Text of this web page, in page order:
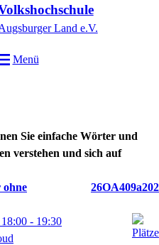
Land e.V.
Menü
Sie einfache Wörter und
verstehen und sich auf
ohne
26OA409a202
18:00 - 19:30